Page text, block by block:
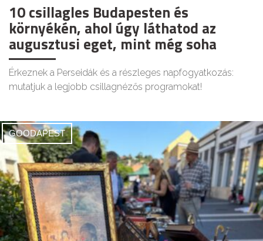
10 csillagles Budapesten és
környékén, ahol úgy láthatod az
augusztusi eget, mint még soha
Érkeznek a Perseidák és a részleges napfogyatkozás:
mutatjuk a legjobb csillagnézős programokat!
GOODAPEST